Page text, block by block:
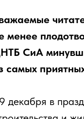
менее
СиА
самых
декабря в